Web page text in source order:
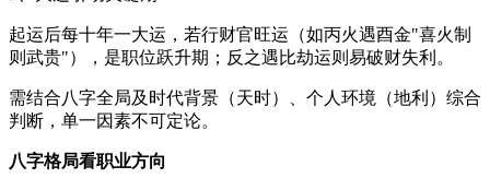
起运后每十年一大运，若行财官旺运（如丙火遇酉金"喜火制
则武贵"），是职位跃升期；反之遇比劫运则易破财失利。
需结合八字全局及时代背景（天时）、个人环境（地利）综合
判断，单一因素不可定论。
八字格局看职业方向